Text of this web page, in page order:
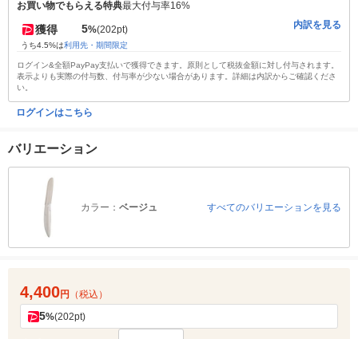
お買い物でもらえる特典最大付与率16%
獲得 5%(202pt)
うち4.5%は利用先・期間限定
内訳を見る
ログイン&全額PayPay支払いで獲得できます。原則として税抜金額に対し付与されます。
表示よりも実際の付与数、付与率が少ない場合があります。詳細は内訳からご確認くださ
い。
ログインはこちら
バリエーション
カラー： ベージュ すべてのバリエーションを見る
4,400円 （税込）
5%(202pt)